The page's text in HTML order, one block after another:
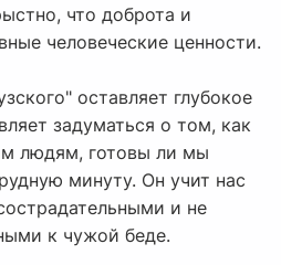
что доброта и
человеческие ценности.
оставляет глубокое
задуматься о том, как
людям, готовы ли мы
минуту. Он учит нас
и не
к чужой беде.